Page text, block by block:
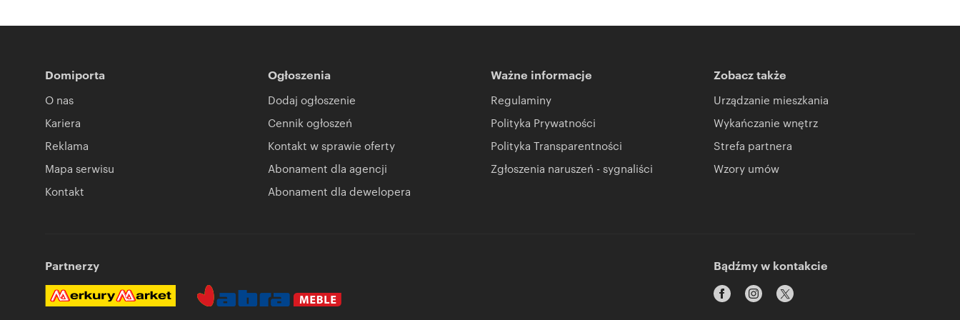
Domiporta
O nas
Kariera
Reklama
Mapa serwisu
Kontakt
Ogłoszenia
Dodaj ogłoszenie
Cennik ogłoszeń
Kontakt w sprawie oferty
Abonament dla agencji
Abonament dla dewelopera
Ważne informacje
Regulaminy
Polityka Prywatności
Polityka Transparentności
Zgłoszenia naruszeń - sygnaliści
Zobacz także
Urządzanie mieszkania
Wykańczanie wnętrz
Strefa partnera
Wzory umów
Partnerzy Bądźmy w kontakcie